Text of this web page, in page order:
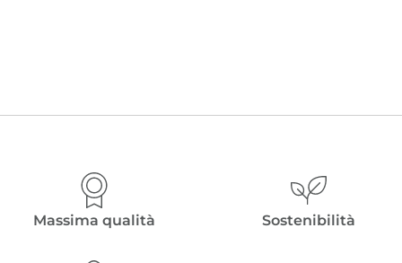
Massima qualità Sostenibilità